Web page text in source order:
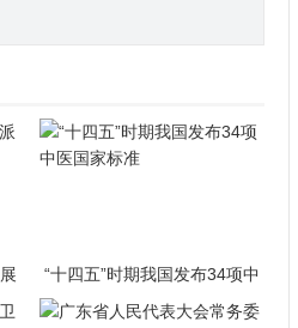
“十四五”时期我国发布34项中